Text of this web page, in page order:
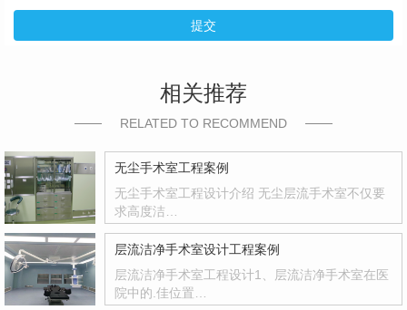
提交
相关推荐
RELATED TO RECOMMEND
无尘手术室工程案例
无尘手术室工程设计介绍 无尘层流手术室不仅要
求高度洁…
层流洁净手术室设计工程案例
层流洁净手术室工程设计1、层流洁净手术室在医
院中的.佳位置…